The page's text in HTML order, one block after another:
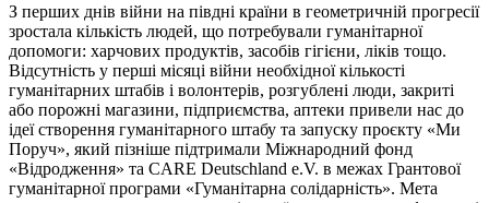
З перших днів війни на півдні країни в геометричній прогресії
зростала кількість людей, що потребували гуманітарної
допомоги: харчових продуктів, засобів гігієни, ліків тощо.
Відсутність у перші місяці війни необхідної кількості
гуманітарних штабів і волонтерів, розгублені люди, закриті
або порожні магазини, підприємства, аптеки привели нас до
ідеї створення гуманітарного штабу та запуску проєкту «Ми
Поруч», який пізніше підтримали Міжнародний фонд
«Відродження» та CARE Deutschland e.V. в межах Грантової
гуманітарної програми «Гуманітарна солідарність». Мета